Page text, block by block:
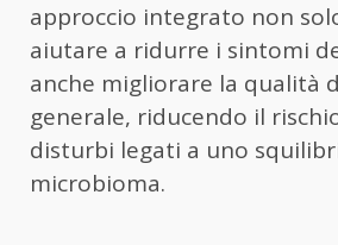
approccio integrato non
aiutare a ridurre i sintomi
anche migliorare la qualità
generale, riducendo il
disturbi legati a uno
microbioma.